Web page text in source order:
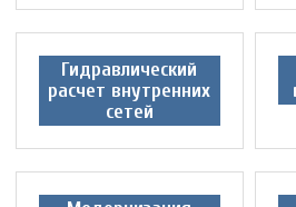
Гидравлический
расчет внутренних
сетей